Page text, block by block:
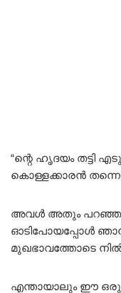
“ന്റെ ഹൃദയം തട്ടി
കൊള്ളക്കാരൻ
അവൾ അതും പറഞ്ഞു
ഓടിപോയപ്പോൾ
മുഖഭാവത്തോടെ
എന്തായാലും ഈ ഒരു